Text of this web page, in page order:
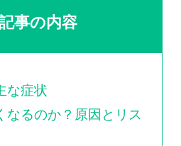
事の内容
な症状
なるのか？原因とリス